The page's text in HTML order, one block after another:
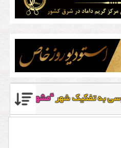
به تفکیک شهر“مشهد”